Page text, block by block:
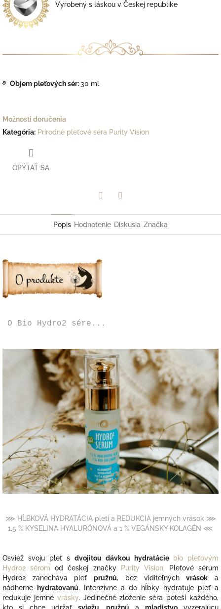
Vyrobený s láskou v Českej republike
࿔ Objem pleťových sér:30 ml
Možnosti doručenia
Kategória: Prírodné pleťové séra Purity Vision
OPÝTAŤ SA
Popis Hodnotenie Diskusia Značka
O Bio Hydro2 sére...
⋙ HĹBKOVÁ HYDRATÁCIA pleti a REDUKCIA jemných vrások ⋙
1,5 % KYSELINA HYALURÓNOVÁ a 1 % VEGÁNSKY KOLAGÉN ⋘
Osviež svoju pleť s dvojitou dávkou hydratácie
bio pleťovým
Hydro2 sérom
od českej značky Purity Vision.
Pleťové sérum
Hydro2
zanecháva pleťpružnú, bez viditeľnýchvrások a
nádherne
hydratovanú.
Intenzívne a do hĺbky hydratuje pleť a
redukuje jemné vrásky. Jedinečné zloženie séra poteší každého,